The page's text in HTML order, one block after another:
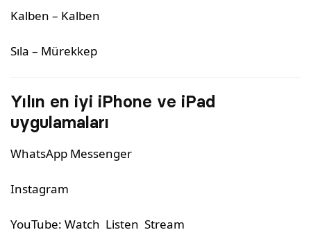
Kalben – Kalben
Sıla – Mürekkep
Yılın en iyi iPhone ve iPad
uygulamaları
WhatsApp Messenger
Instagram
YouTube: Watch Listen Stream